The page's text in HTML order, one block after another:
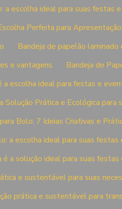
a escolha ideal para suas festas
Perfeita para
Bandeja de papelão
e vantagens
Bandeja de
a escolha ideal para festas e
Prática e Ecológica para
Bolo: 7 Ideias Criativas e
a escolha ideal para suas
é a solução ideal para suas
e sustentável para suas
prática e sustentável para